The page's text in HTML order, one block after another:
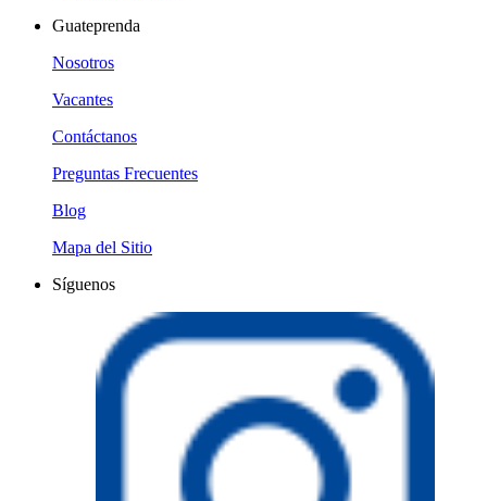
Guateprenda
Nosotros
Vacantes
Contáctanos
Preguntas Frecuentes
Blog
Mapa del Sitio
Síguenos